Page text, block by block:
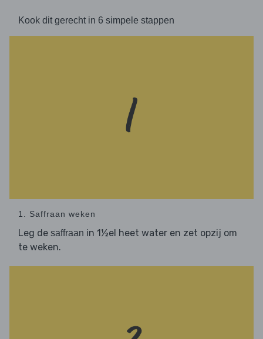
Kook dit gerecht in 6 simpele stappen
1. Saffraan weken
Leg de saffraan in 1½el heet water en zet opzij om
te weken.